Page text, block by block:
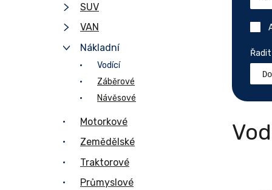
SUV
VAN
Nákladní
Vodící
Záběrové
Návěsové
Motorkové
Zemědělské
Traktorové
Průmyslové